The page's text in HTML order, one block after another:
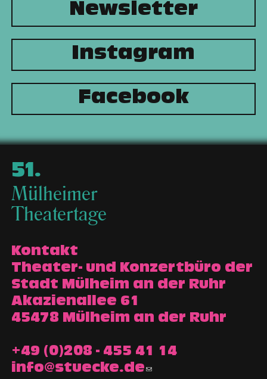
Newsletter
Instagram
Facebook
51.
Mülheimer
Theatertage
Kontakt
Theater- und Konzertbüro der
Stadt Mülheim an der Ruhr
Akazienallee 61
45478 Mülheim an der Ruhr
+49 (0)208 - 455 41 14
info@stuecke.de